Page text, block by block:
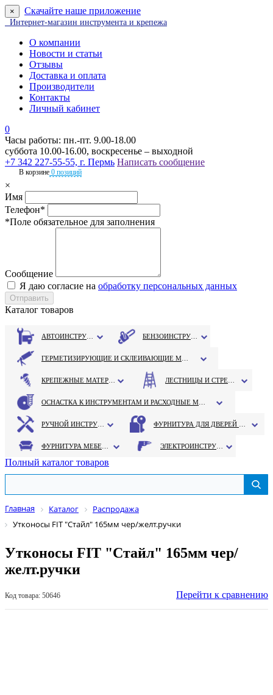
× Скачайте наше приложение
Интернет-магазин инструмента и крепежа
О компании
Новости и статьи
Отзывы
Доставка и оплата
Производители
Контакты
Личный кабинет
0
Часы работы: пн.-пт. 9.00-18.00
суббота 10.00-16.00, воскресенье – выходной
+7 342 227-55-55, г. Пермь Написать сообщение
В корзине 0 позиций
×
Имя
Телефон*
*Поле обязательное для заполнения
Сообщение
Я даю согласие на обработку персональных данных
Каталог товаров
Полный каталог товаров
Главная Каталог
Распродажа
Утконосы FIT "Стайл" 165мм чер/желт.ручки
Утконосы FIT "Стайл" 165мм чер/
желт.ручки
Код товара: 50646 Перейти к сравнению